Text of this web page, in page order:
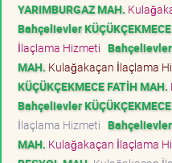
YARIMBURGAZ MAH.
Bahçelievler
İlaçlama Hizmeti Bahçelievler
MAH. Kulağakaçan İlaçlama
KÜÇÜKÇEKMECE FATİH MAH.
Bahçelievler
İlaçlama Hizmeti Bahçelievler
MAH. Kulağakaçan İlaçlama